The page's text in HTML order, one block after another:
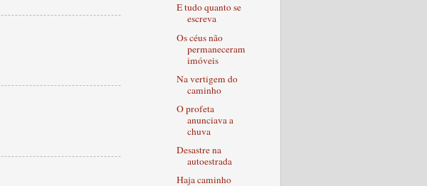
E tudo quanto se
escreva
Os céus não
permaneceram
imóveis
Na vertigem do
caminho
O profeta
anunciava a
chuva
Desastre na
autoestrada
Haja caminho